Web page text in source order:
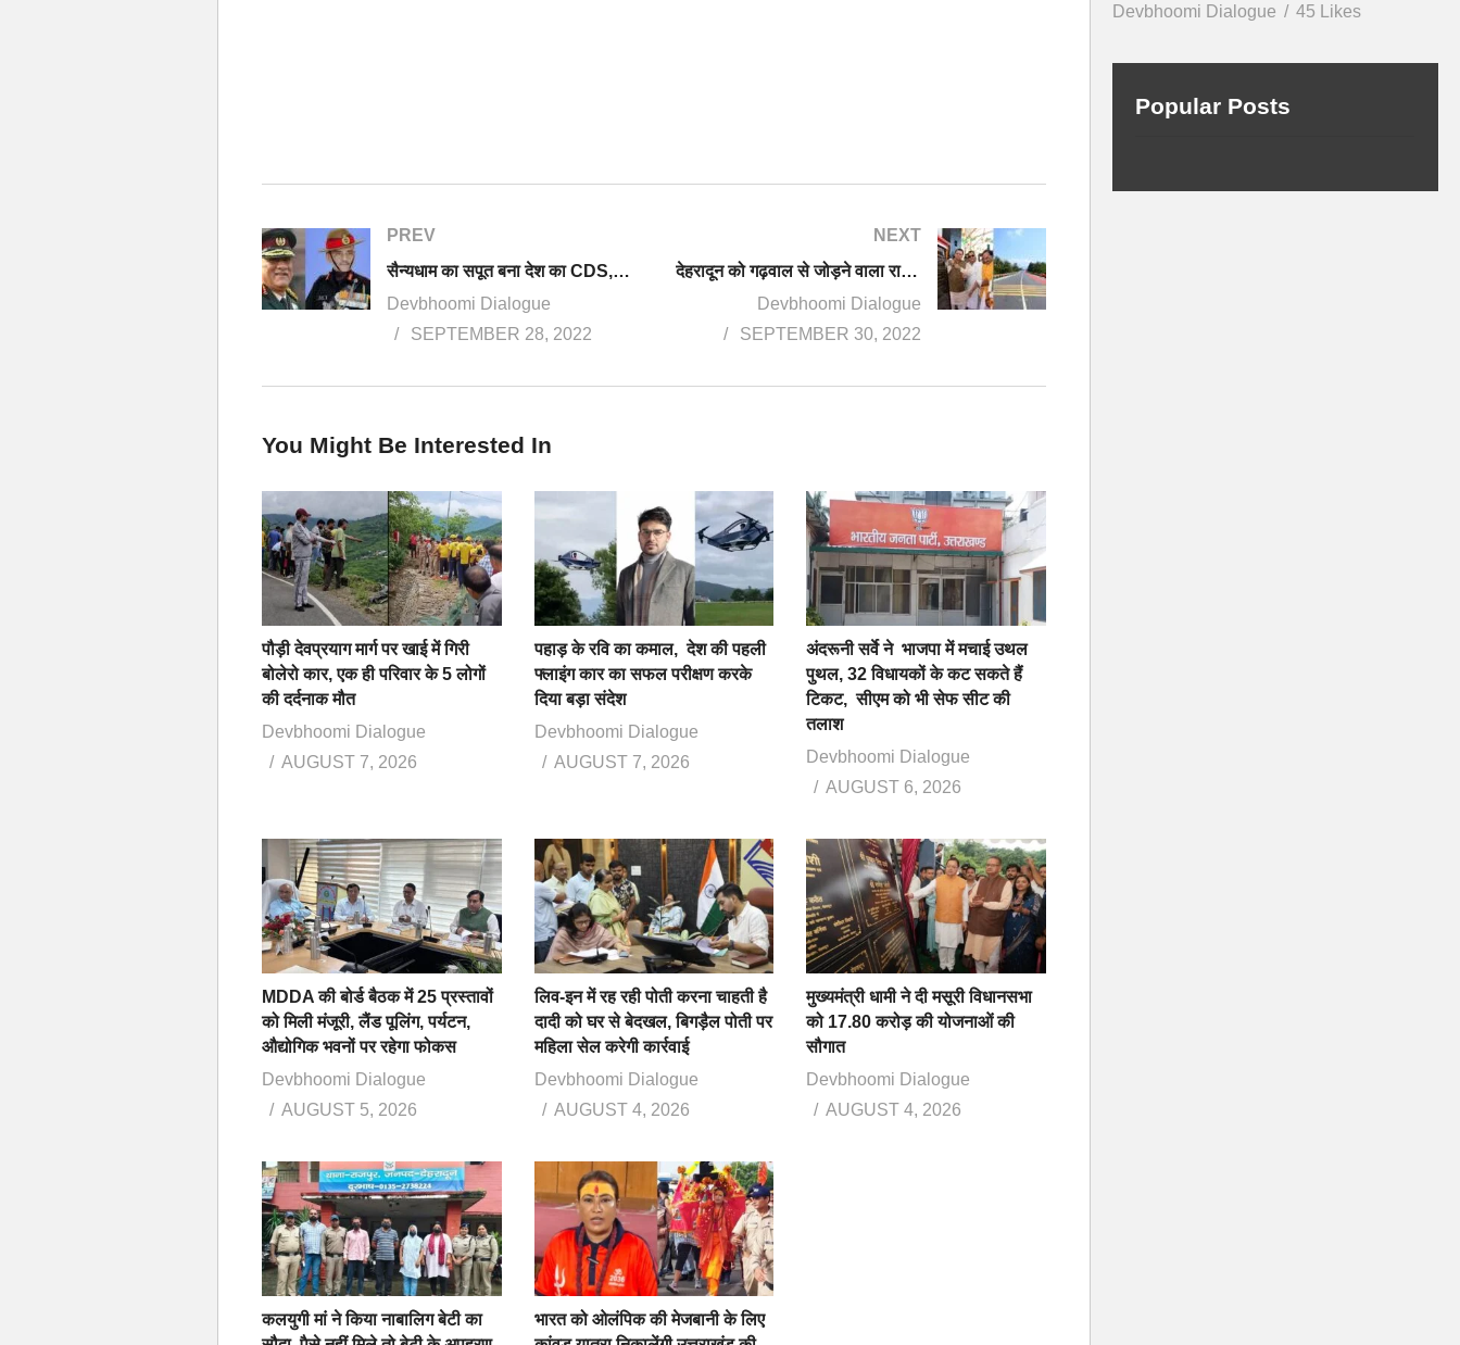
PREV
सैन्यधाम का सपूत बना देश का CDS, ले.ज. अनिल चौहान के सामने जनरल बिपिन रावत के नक्शेकदम पर चलने की चुनौती
Devbhoomi Dialogue
SEPTEMBER 28, 2022
NEXT
देहरादून को गढ़वाल से जोड़ने वाला रानीपोखरी पुल फिर से शुरू, CM ने किया उद्घाटन, पिछले साल बरसात में टूट गया था
Devbhoomi Dialogue
SEPTEMBER 30, 2022
You Might Be Interested In
पौड़ी देवप्रयाग मार्ग पर खाई में गिरी
बोलेरो कार, एक ही परिवार के 5 लोगों
की दर्दनाक मौत
Devbhoomi Dialogue
AUGUST 7, 2026
पहाड़ के रवि का कमाल, देश की पहली
फ्लाइंग कार का सफल परीक्षण करके
दिया बड़ा संदेश
Devbhoomi Dialogue
AUGUST 7, 2026
अंदरूनी सर्वे ने भाजपा में मचाई उथल
पुथल, 32 विधायकों के कट सकते हैं
टिकट, सीएम को भी सेफ सीट की
तलाश
Devbhoomi Dialogue
AUGUST 6, 2026
MDDA की बोर्ड बैठक में 25 प्रस्तावों
को मिली मंजूरी, लैंड पूलिंग, पर्यटन,
औद्योगिक भवनों पर रहेगा फोकस
Devbhoomi Dialogue
AUGUST 5, 2026
लिव-इन में रह रही पोती करना चाहती है
दादी को घर से बेदखल, बिगड़ैल पोती पर
महिला सेल करेगी कार्रवाई
Devbhoomi Dialogue
AUGUST 4, 2026
मुख्यमंत्री धामी ने दी मसूरी विधानसभा
को 17.80 करोड़ की योजनाओं की
सौगात
Devbhoomi Dialogue
AUGUST 4, 2026
कलयुगी मां ने किया नाबालिग बेटी का
भारत को ओलंपिक की मेजबानी के लिए
Devbhoomi Dialogue
45 Likes
Popular Posts